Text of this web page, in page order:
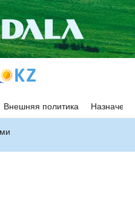
Внешняя политика